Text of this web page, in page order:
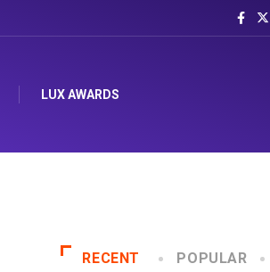
LUX AWARDS
RECENT POPULAR